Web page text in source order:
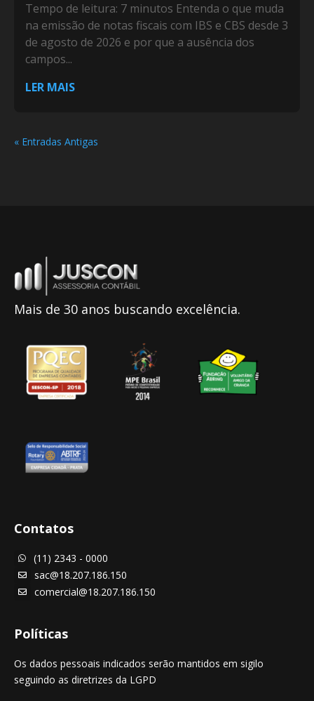
Tempo de leitura: 7 minutos Entenda o que muda
na emissão de notas fiscais com IBS e CBS desde 3
de agosto de 2026 e por que a ausência dos
campos...
LER MAIS
« Entradas Antigas
Mais de 30 anos buscando excelência.
Contatos
 (11) 2343 - 0000
 sac@18.207.186.150
 comercial@18.207.186.150
Políticas
Os dados pessoais indicados serão mantidos em sigilo
seguindo as diretrizes da LGPD